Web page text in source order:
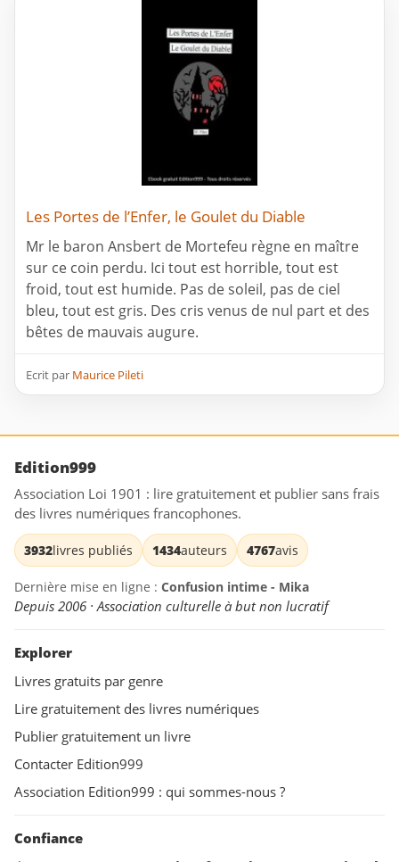
Les Portes de l’Enfer, le Goulet du Diable
Mr le baron Ansbert de Mortefeu règne en maître
sur ce coin perdu. Ici tout est horrible, tout est
froid, tout est humide. Pas de soleil, pas de ciel
bleu, tout est gris. Des cris venus de nul part et des
bêtes de mauvais augure.
Ecrit par Maurice Pileti
Edition999
Association Loi 1901 : lire gratuitement et publier sans frais
des livres numériques francophones.
3932livres publiés 1434auteurs 4767avis
Dernière mise en ligne : Confusion intime - Mika
Depuis 2006 · Association culturelle à but non lucratif
Explorer
Livres gratuits par genre
Lire gratuitement des livres numériques
Publier gratuitement un livre
Contacter Edition999
Association Edition999 : qui sommes-nous ?
Confiance